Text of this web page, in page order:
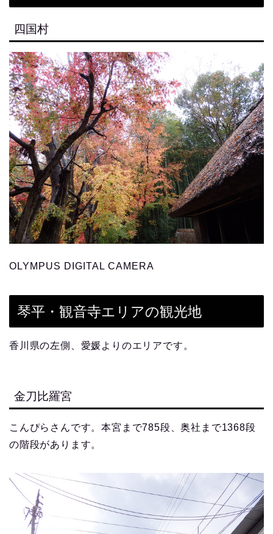
四国村
OLYMPUS DIGITAL CAMERA
琴平・観音寺エリアの観光地
香川県の左側、愛媛よりのエリアです。
金刀比羅宮
こんぴらさんです。本宮まで785段、奥社まで1368段
の階段があります。